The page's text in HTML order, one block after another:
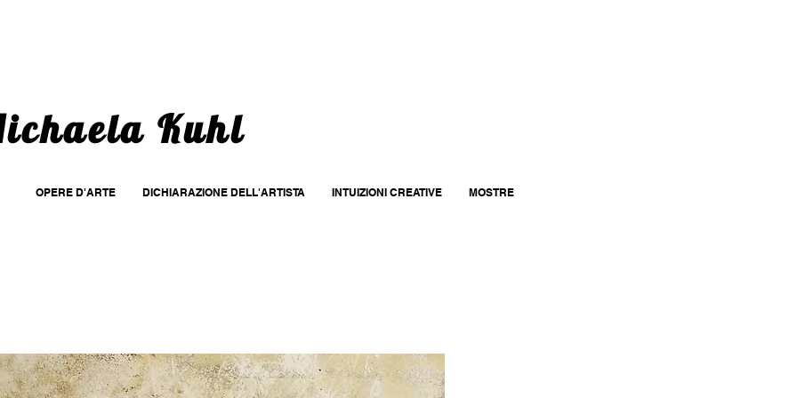
Kuhl
OPERE D'ARTE DICHIARAZIONE DELL'ARTISTA INTUIZIONI CREATIVE MOSTRE